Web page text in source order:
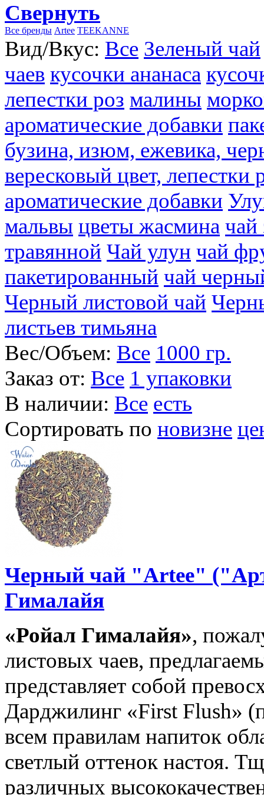
Свернуть
Все бренды Artee TEEKANNE
Вид/Вкус: Все Зеленый чай
чаев кусочки ананаса
лепестки роз малины
ароматические добавки
бузина, изюм, ежевика,
вересковый цвет, лепестки
ароматические добавки
мальвы цветы жасмина чай
травянной Чай улун чай
пакетированный чай
Черный листовой чай
листьев тимьяна
Вес/Объем: Все 1000 гр.
Заказ от: Все 1 упаковки
В наличии: Все есть
Сортировать по новизне
Черный чай "Artee"
Гималайя
«Ройал Гималайя»,
листовых чаев,
представляет собой
Дарджилинг «First Flush»
всем правилам напиток
светлый оттенок настоя.
различных